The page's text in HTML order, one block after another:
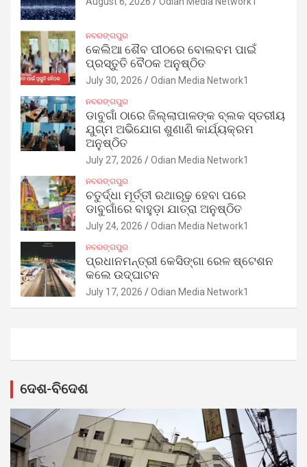
ନବରଙ୍ଗପୁର
କେଲିଆ ଶୈବ ପୀଠରେ ବୋଲବମ ପାଇଁ
ପ୍ରସ୍ତୁତି ବୈଠକ ଅନୁଷ୍ଠିତ
July 30, 2026 Odian Media Network1
ନବରଙ୍ଗପୁର
ଡାବୁଗାଁ ଠାରେ ଜିଲ୍ଲାପାଳଙ୍କ ବ୍ଲକ ସ୍ତରୀୟ
ଯୁଗ୍ମ ଅଭିଯୋଗ ଶୁଣାଣି କାର୍ଯ୍ୟକ୍ରମ
ଅନୁଷ୍ଠିତ
July 27, 2026 Odian Media Network1
ନବରଙ୍ଗପୁର
ଚତୁର୍ଦ୍ଧା ମୂର୍ତ୍ତୀ ରଥାରୂଢ଼ ହେବା ପରେ
ଡାବୁଗାଁରେ ବାହୁଡ଼ା ଯାତ୍ରା ଅନୁଷ୍ଠିତ
July 24, 2026 Odian Media Network1
ନବରଙ୍ଗପୁର
ପ୍ରଧାନମନ୍ତ୍ରୀ କେସିଙ୍ଗା ରେଳ ଷ୍ଟେଶନ
କଲେ ଉଦ୍‌ଘାଟନ
July 17, 2026 Odian Media Network1
ଦେଶ-ବିଦେଶ